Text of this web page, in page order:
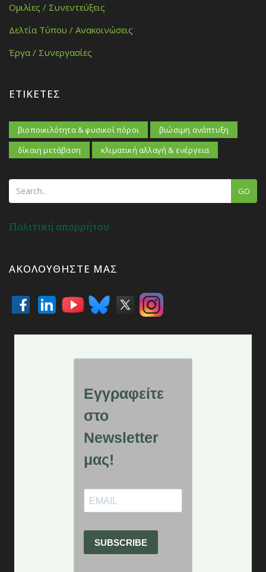
Ομιλίες / Συνεντεύξεις
Δελτία Τύπου / Ανακοινώσεις
Έργα / Συνεργασίες
ΕΤΙΚΈΤΕΣ
βιοποικιλότητα & φυσικοί πόροι
βιώσιμη ανάπτυξη
δίκαιη μετάβαση
κλιματική αλλαγή & ενέργεια
GO
Πολιτική απορρήτου
ΑΚΟΛΟΥΘΉΣΤΕ ΜΑΣ